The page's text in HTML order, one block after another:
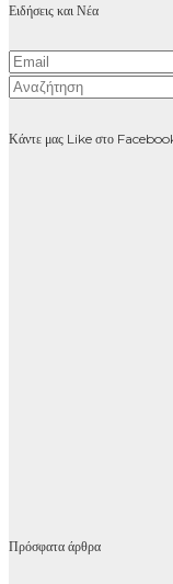
Ειδήσεις και Νέα
Κάντε μας Like στο
Πρόσφατα άρθρα